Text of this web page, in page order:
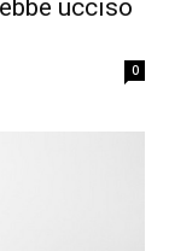
ucciso
0